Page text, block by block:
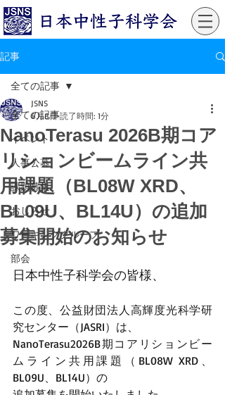
記事
全ての記事
イベント
人事公募
課題募集
おしらせ
ワーキンググループ
部会
全ての記事
NanoTerasu 2026B期コア
リションビームライン共
用課題（BL08W XRD、
BL09U、BL14U）の追加
募集開始のお知らせ
JSNS
6月8日 読了時間: 1分
日本中性子科学会の皆様、
この度、公益財団法人高輝度光科学研
究センター（JASRI）は、
NanoTerasu2026B期コアリションビー
ムライン共用課題（BL08W XRD、
BL09U、BL14U）の